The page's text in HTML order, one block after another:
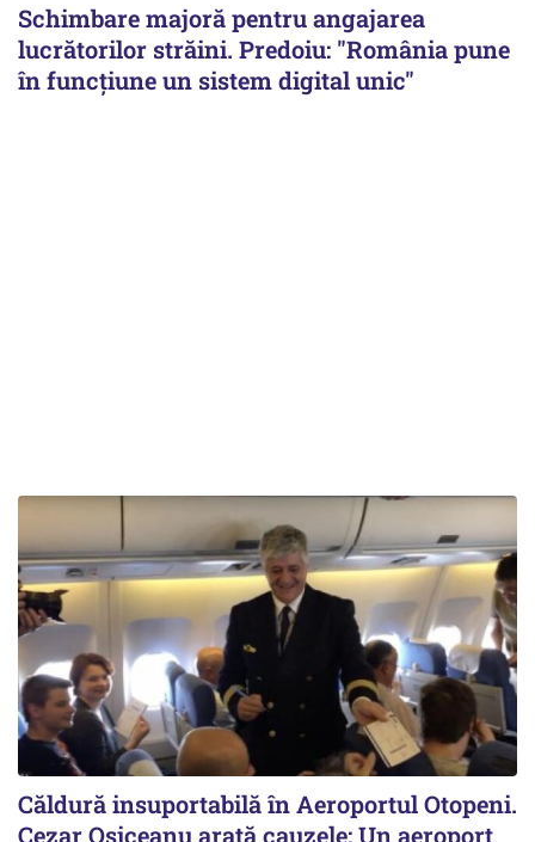
Schimbare majoră pentru angajarea
lucrătorilor străini. Predoiu: "România pune
în funcțiune un sistem digital unic"
Căldură insuportabilă în Aeroportul Otopeni.
Cezar Osiceanu arată cauzele: Un aeroport